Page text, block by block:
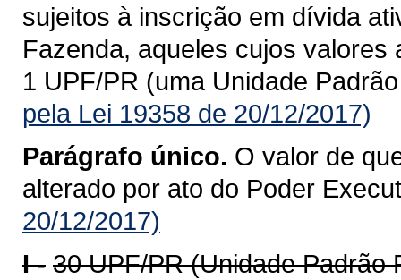
sujeitos à inscrição em dívida
Fazenda, aqueles cujos
1 UPF/PR (uma Unidade
pela Lei 19358 de 20/12/2017)
Parágrafo único. O valor de
alterado por ato do Poder
20/12/2017)
I - 30 UPF/PR (Unidade Padrão